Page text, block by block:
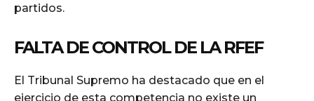
partidos.
FALTA DE CONTROL DE LA RFEF
El Tribunal Supremo ha destacado que en el
ejercicio de esta competencia no existe un